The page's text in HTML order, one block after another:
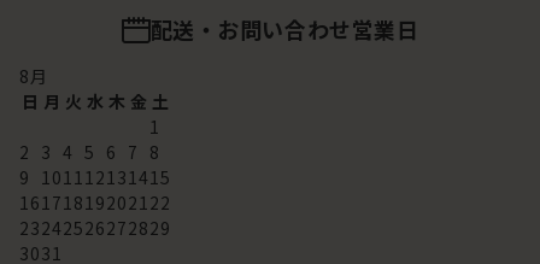
配送・お問い合わせ営業日
8月
日 月 火 水 木 金 土
1
2 3 4 5 6 7 8
9 101112131415
16171819202122
23242526272829
3031